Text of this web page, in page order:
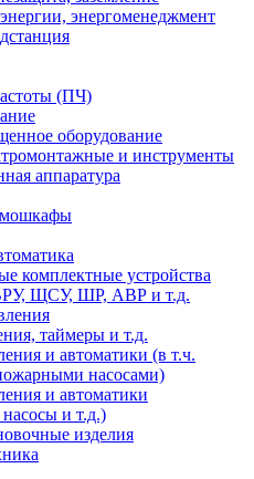
энергоменеджмент
(ПЧ)
оборудование
и инструменты
аппаратура
комплектные устройства
ЩСУ, ШР, АВР и т.д.
таймеры и т.д.
и автоматики (в т.ч.
насосами)
и автоматики
и т.д.)
изделия